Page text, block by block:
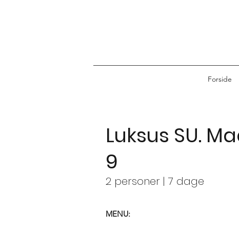
Forside
Luksus SU.
9
2 personer | 7 dage
MENU: